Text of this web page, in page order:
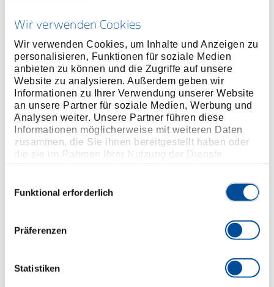
Wir verwenden Cookies
Wir verwenden Cookies, um Inhalte und Anzeigen zu
personalisieren, Funktionen für soziale Medien
anbieten zu können und die Zugriffe auf unsere
Website zu analysieren. Außerdem geben wir
Informationen zu Ihrer Verwendung unserer Website
an unsere Partner für soziale Medien, Werbung und
Analysen weiter. Unsere Partner führen diese
Informationen möglicherweise mit weiteren Daten
zusammen, die Sie ihnen bereitgestellt haben oder
die sie im Rahmen Ihrer Nutzung der Dienste
gesammelt haben. Unsere vollständige
Funktional erforderlich
Präferenzen
Statistiken
HÄNDLER FINDEN
Produktlinie EAN4010886815816
Produktbeschreibung
Im blauen Kunststoff-Einsteckhalter (LDPE)
Abmessungen und Gewichte
Lieferumfang